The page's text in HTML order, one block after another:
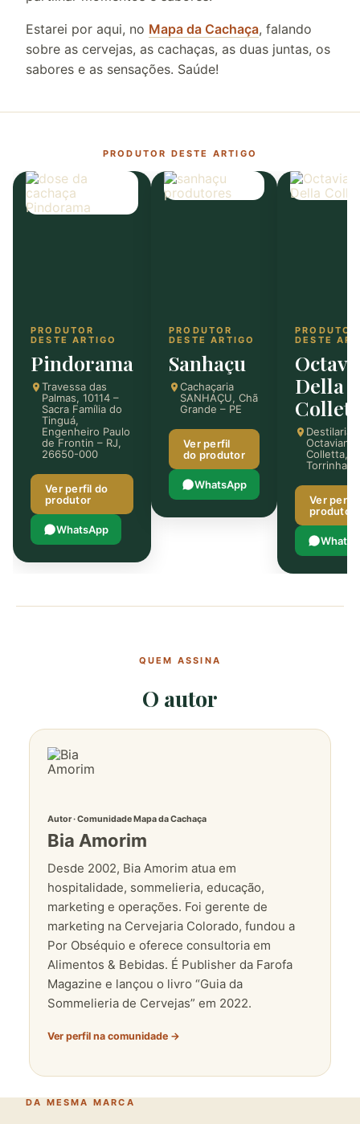
Estarei por aqui, no Mapa da Cachaça, falando
sobre as cervejas, as cachaças, as duas juntas, os
sabores e as sensações. Saúde!
PRODUTOR DESTE ARTIGO
PRODUTOR
DESTE ARTIGO
Pindorama
Travessa das
Palmas, 10114 –
Sacra Família do
Tinguá,
Engenheiro Paulo
de Frontin – RJ,
26650-000
Ver perfil do
produtor
WhatsApp
PRODUTOR
DESTE ARTIGO
Sanhaçu
Cachaçaria
SANHAÇU, Chã
Grande – PE
Ver perfil
do produtor
WhatsApp
PRODUTOR
DESTE
Della
Destilaria
Octaviano
Colletta,
Torrinha –
Ver perfil
produtor
QUEM ASSINA
O autor
Autor · Comunidade Mapa da Cachaça
Bia Amorim
Desde 2002, Bia Amorim atua em
hospitalidade, sommelieria, educação,
marketing e operações. Foi gerente de
marketing na Cervejaria Colorado, fundou a
Por Obséquio e oferece consultoria em
Alimentos & Bebidas. É Publisher da Farofa
Magazine e lançou o livro “Guia da
Sommelieria de Cervejas” em 2022.
Ver perfil na comunidade →
DA MESMA MARCA